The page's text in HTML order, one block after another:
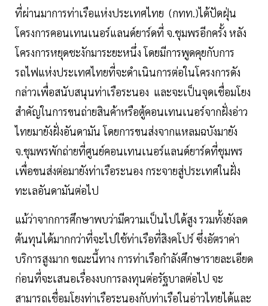
ที่ผ่านมาการท่าเรือแห่งประเทศไทย (กทท.)ได้ปัดฝุ่น
โครงการคอนเทนเนอร์แลนด์ยาร์ดที่ จ.ชุมพรอีกครั้ง หลัง
โครงการหยุดชะงักมาระยะหนึ่ง โดยมีการพูดคุยกับการ
รถไฟแห่งประเทศไทยที่จะดำเนินการต่อในโครงการดัง
กล่าวเพื่อสนับสนุนท่าเรือระนอง และจะเป็นจุดเชื่อมโยง
สำคัญในการขนถ่ายสินค้าหรือตู้คอนเทนเนอร์จากฝั่งอ่าว
ไทยมายังฝั่งอันดามัน โดยการขนส่งจากแหลมฉบังมายัง
จ.ชุมพรพักถ่ายที่ศูนย์คอนเทนเนอร์แลนด์ยาร์ดที่ชุมพร
เพื่อขนส่งต่อมายังท่าเรือระนอง กระจายสู่ประเทศในฝั่ง
ทะเลอันดามันต่อไป
แม้ว่าจากการศึกษาพบว่ามีความเป็นไปได้สูง รวมทั้งยังลด
ต้นทุนได้มากกว่าที่จะไปใช้ท่าเรือที่สิงคโปร์ ซึ่งอัตราค่า
บริการสูงมาก ขณะนี้ทาง การท่าเรือกำลังศึกษารายละเอียด
ก่อนที่จะเสนอเรื่องงบการลงทุนต่อรัฐบาลต่อไป จะ
สามารถเชื่อมโยงท่าเรือระนองกับท่าเรือในอ่าวไทยได้และ